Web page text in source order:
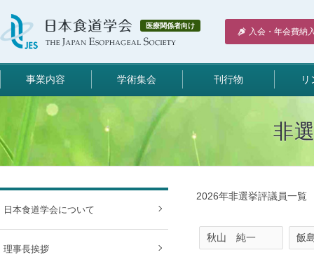
医療関係者向け
入会・年会費納
事業内容 学術集会 刊行物 リ
非
2026年非選挙評議員一覧
秋山 純一 飯
日本食道学会について
理事長挨拶